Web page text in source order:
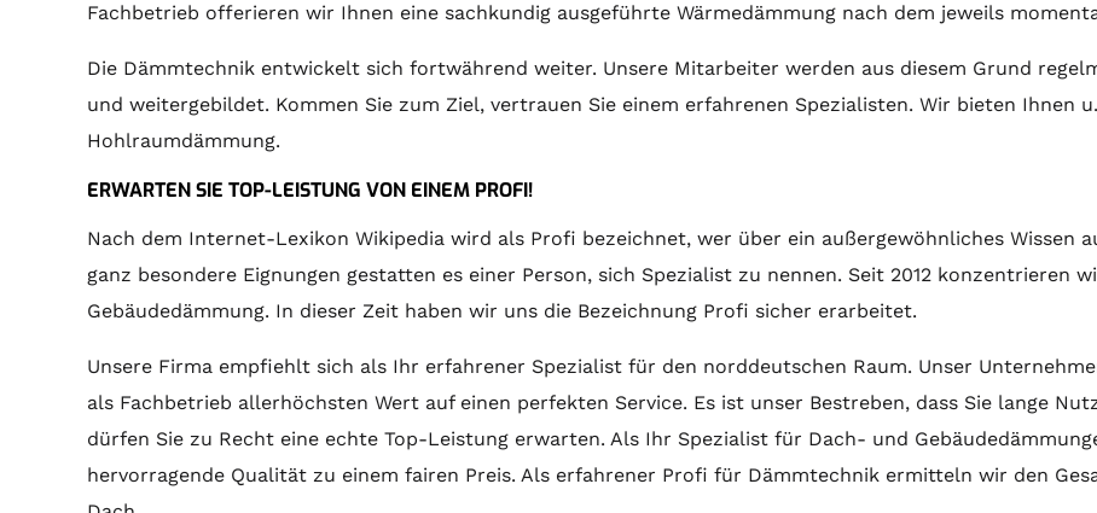
Fachbetrieb offerieren wir Ihnen eine sachkundig ausgeführte Wärmedämmung nach dem jeweils
Die Dämmtechnik entwickelt sich fortwährend weiter. Unsere Mitarbeiter werden aus diesem Grund
und weitergebildet. Kommen Sie zum Ziel, vertrauen Sie einem erfahrenen Spezialisten. Wir bieten Ihnen
Hohlraumdämmung.
ERWARTEN SIE TOP-LEISTUNG VON EINEM PROFI!
Nach dem Internet-Lexikon Wikipedia wird als Profi bezeichnet, wer über ein außergewöhnliches Wissen
ganz besondere Eignungen gestatten es einer Person, sich Spezialist zu nennen. Seit 2012 konzentrieren
Gebäudedämmung. In dieser Zeit haben wir uns die Bezeichnung Profi sicher erarbeitet.
Unsere Firma empfiehlt sich als Ihr erfahrener Spezialist für den norddeutschen Raum. Unser
als Fachbetrieb allerhöchsten Wert auf einen perfekten Service. Es ist unser Bestreben, dass Sie lange
dürfen Sie zu Recht eine echte Top-Leistung erwarten. Als Ihr Spezialist für Dach- und
hervorragende Qualität zu einem fairen Preis. Als erfahrener Profi für Dämmtechnik ermitteln wir den